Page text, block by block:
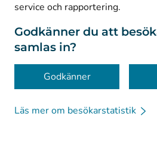
service och rapportering.
Godkänner du att
samlas in?
Godkänner
Läs mer om besökarstatistik
Dataskydd
Om webbplatsen
Tillgänglighet
Kakor